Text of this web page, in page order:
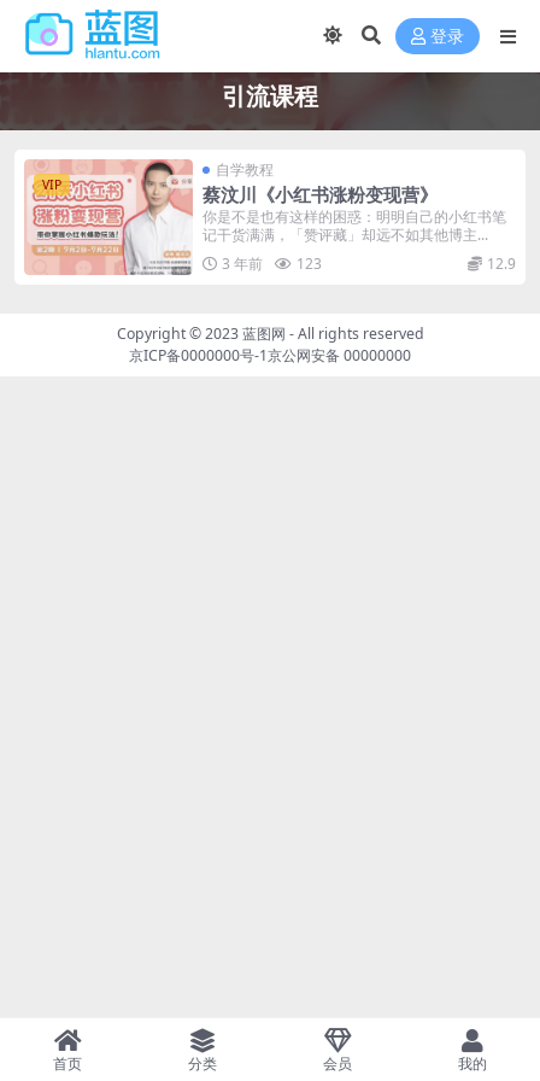
登录
引流课程
VIP
自学教程
蔡汶川《小红书涨粉变现营》
你是不是也有这样的困惑：明明自己的小红书笔
记干货满满，「赞评藏」却远不如其他博主...
3 年前
123 12.9
Copyright © 2023蓝图网 - All rights reserved
京ICP备0000000号-1京公网安备 00000000
首页 分类 会员 我的